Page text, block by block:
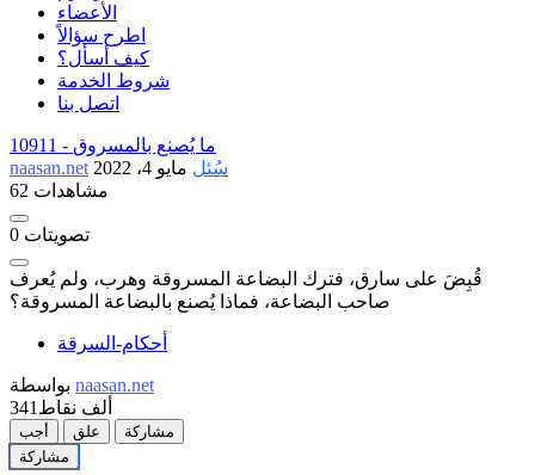
الأعضاء
اطرح سؤالاً
كيف أسأل؟
شروط الخدمة
اتصل بنا
10911 - ما يُصنع بالمسروق
naasan.net
سُئل مايو 4، 2022
62 مشاهدات
0 تصويتات
قُبِضَ على سارق، فترك البضاعة المسروقة وهرب، ولم يُعرف
صاحب البضاعة، فماذا يُصنع بالبضاعة المسروقة؟
أحكام-السرقة
naasan.net
341ألف نقاط
أجب علق
مشاركة
مشاركة